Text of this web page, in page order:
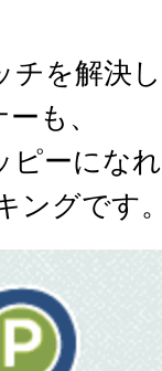
チを解決
も、
ピーにな
ングです